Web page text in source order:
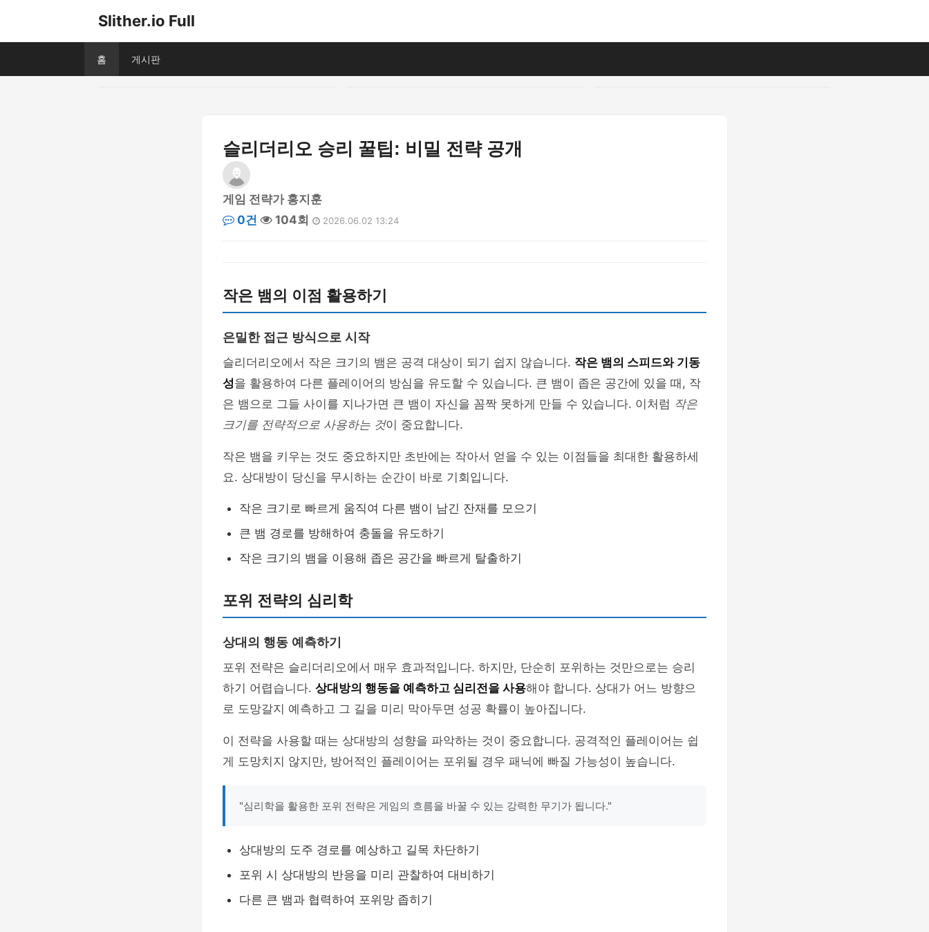
Slither.io Full
홈 게시판
슬리더리오 승리 꿀팁: 비밀 전략 공개
게임 전략가 홍지훈
0건
104회 2026.06.02 13:24
작은 뱀의 이점 활용하기
은밀한 접근 방식으로 시작
슬리더리오에서 작은 크기의 뱀은 공격 대상이 되기 쉽지 않습니다. 작은 뱀의 스피드와 기동
성을 활용하여 다른 플레이어의 방심을 유도할 수 있습니다. 큰 뱀이 좁은 공간에 있을 때, 작
은 뱀으로 그들 사이를 지나가면 큰 뱀이 자신을 꼼짝 못하게 만들 수 있습니다. 이처럼 작은
크기를 전략적으로 사용하는 것이 중요합니다.
작은 뱀을 키우는 것도 중요하지만 초반에는 작아서 얻을 수 있는 이점들을 최대한 활용하세
요. 상대방이 당신을 무시하는 순간이 바로 기회입니다.
작은 크기로 빠르게 움직여 다른 뱀이 남긴 잔재를 모으기
큰 뱀 경로를 방해하여 충돌을 유도하기
작은 크기의 뱀을 이용해 좁은 공간을 빠르게 탈출하기
포위 전략의 심리학
상대의 행동 예측하기
포위 전략은 슬리더리오에서 매우 효과적입니다. 하지만, 단순히 포위하는 것만으로는 승리
하기 어렵습니다. 상대방의 행동을 예측하고 심리전을 사용해야 합니다. 상대가 어느 방향으
로 도망갈지 예측하고 그 길을 미리 막아두면 성공 확률이 높아집니다.
이 전략을 사용할 때는 상대방의 성향을 파악하는 것이 중요합니다. 공격적인 플레이어는 쉽
게 도망치지 않지만, 방어적인 플레이어는 포위될 경우 패닉에 빠질 가능성이 높습니다.
"심리학을 활용한 포위 전략은 게임의 흐름을 바꿀 수 있는 강력한 무기가 됩니다."
상대방의 도주 경로를 예상하고 길목 차단하기
포위 시 상대방의 반응을 미리 관찰하여 대비하기
다른 큰 뱀과 협력하여 포위망 좁히기